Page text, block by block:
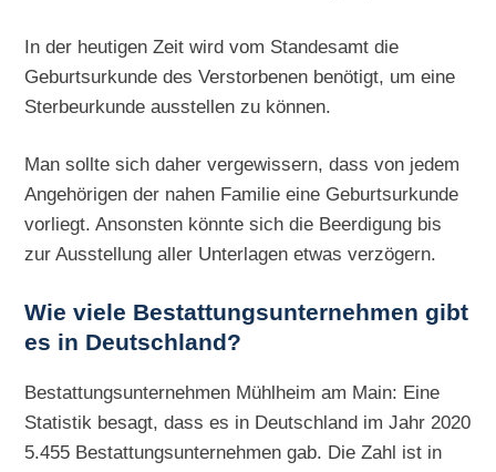
In der heutigen Zeit wird vom Standesamt die
Geburtsurkunde des Verstorbenen benötigt, um eine
Sterbeurkunde ausstellen zu können.
Man sollte sich daher vergewissern, dass von jedem
Angehörigen der nahen Familie eine Geburtsurkunde
vorliegt. Ansonsten könnte sich die Beerdigung bis
zur Ausstellung aller Unterlagen etwas verzögern.
Wie viele Bestattungsunternehmen gibt
es in Deutschland?
Bestattungsunternehmen Mühlheim am Main: Eine
Statistik besagt, dass es in Deutschland im Jahr 2020
5.455 Bestattungsunternehmen gab. Die Zahl ist in